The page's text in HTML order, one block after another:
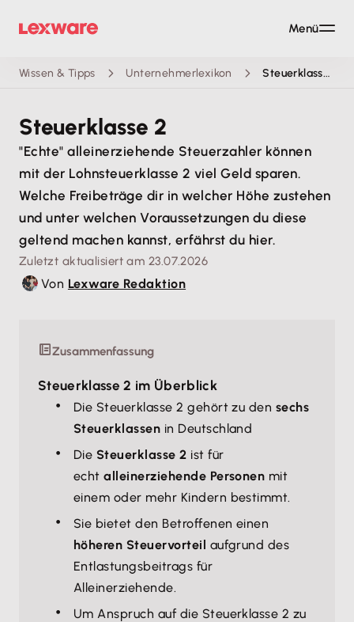
Wissen & Tipps Unternehmerlexikon Steuerklasse 2
Steuerklasse 2
"Echte" alleinerziehende Steuerzahler können
mit der Lohnsteuerklasse 2 viel Geld sparen.
Welche Freibeträge dir in welcher Höhe zustehen
und unter welchen Voraussetzungen du diese
geltend machen kannst, erfährst du hier.
Zuletzt aktualisiert am 23.07.2026
Von Lexware Redaktion
Zusammenfassung
Steuerklasse 2 im Überblick
Die Steuerklasse 2 gehört zu den sechs
Steuerklassen in Deutschland
Die Steuerklasse 2 ist für
echtalleinerziehende Personen mit
einem oder mehr Kindern bestimmt.
Sie bietet den Betroffenen einen
höheren Steuervorteil aufgrund des
Entlastungsbeitrags für
Alleinerziehende.
Um Anspruch auf die Steuerklasse 2 zu
Menü